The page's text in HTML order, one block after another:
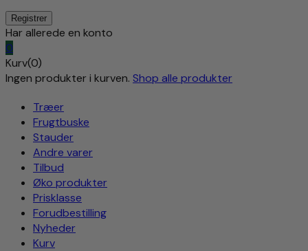
Har allerede en konto
0
Kurv(0)
Ingen produkter i kurven. Shop alle produkter
Træer
Frugtbuske
Stauder
Andre varer
Tilbud
Øko produkter
Prisklasse
Forudbestilling
Nyheder
Kurv